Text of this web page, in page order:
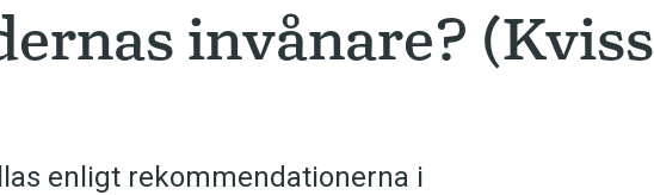
invånare? (Kviss
enligt rekommendationerna i